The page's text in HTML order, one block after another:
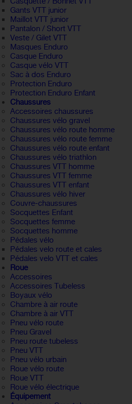
Gants VTT junior
Maillot VTT junior
Pantalon / Short VTT
Veste / Gilet VTT
Masques Enduro
Casque Enduro
Casque vélo VTT
Sac à dos Enduro
Protection Enduro
Protection Enduro Enfant
Chaussures
Accessoires chaussures
Chaussures vélo gravel
Chaussures vélo route homme
Chaussures vélo route femme
Chaussures vélo route enfant
Chaussures vélo triathlon
Chaussures VTT homme
Chaussures VTT femme
Chaussures VTT enfant
Chaussures vélo hiver
Couvre-chaussures
Socquettes Enfant
Socquettes femme
Socquettes homme
Pédales vélo
Pédales velo route et cales
Pédales velo VTT et cales
Roue
Accessoires
Accessoires Tubeless
Boyaux vélo
Chambre à air route
Chambre à air VTT
Pneu vélo route
Pneu Gravel
Pneu route tubeless
Pneu VTT
Pneu vélo urbain
Roue vélo route
Roue VTT
Roue vélo électrique
Équipement